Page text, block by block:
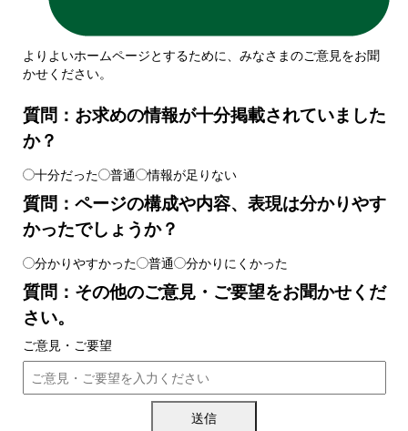
よりよいホームページとするために、みなさまのご意見をお聞
かせください。
質問：お求めの情報が十分掲載されていました
か？
十分だった 普通 情報が足りない
質問：ページの構成や内容、表現は分かりやす
かったでしょうか？
分かりやすかった 普通 分かりにくかった
質問：その他のご意見・ご要望をお聞かせくだ
さい。
ご意見・ご要望
送信